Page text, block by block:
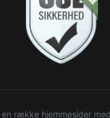
række hjemmesider